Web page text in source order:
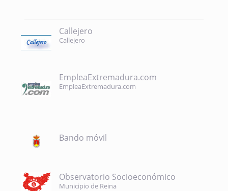
Callejero
Callejero
EmpleaExtremadura.com
EmpleaExtremadura.com
Bando móvil
Observatorio Socioeconómico
Municipio de Reina